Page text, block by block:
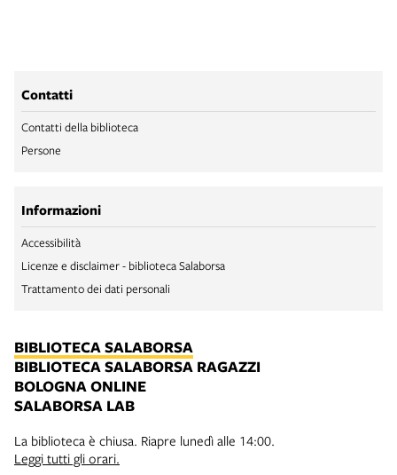
Contatti
Contatti della biblioteca
Persone
Informazioni
Accessibilità
Licenze e disclaimer - biblioteca Salaborsa
Trattamento dei dati personali
BIBLIOTECA SALABORSA
BIBLIOTECA SALABORSA RAGAZZI
BOLOGNA ONLINE
SALABORSA LAB
La biblioteca è chiusa. Riapre lunedì alle 14:00.
Leggi tutti gli orari.